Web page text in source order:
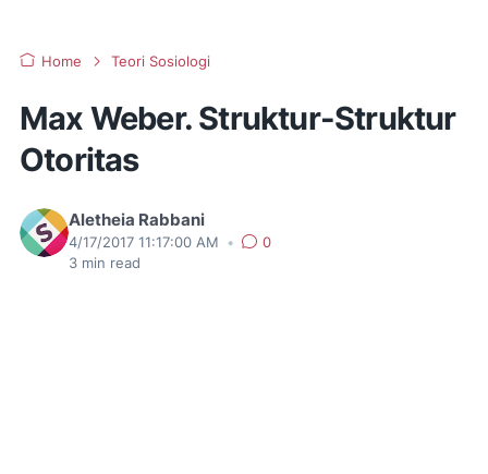
Home Teori Sosiologi
Max Weber. Struktur-Struktur
Otoritas
Aletheia Rabbani
4/17/2017 11:17:00 AM •
0
3 min read